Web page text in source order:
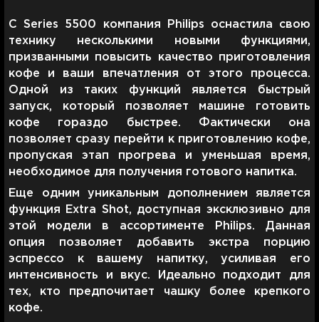
С Series 5500 компания Philips оснастила свою
технику несколькими новыми функциями,
призванными повысить качество приготовления
кофе и ваши впечатления от этого процесса.
Одной из таких функций является быстрый
запуск, который позволяет машине готовить
кофе гораздо быстрее. Фактически она
позволяет сразу перейти к приготовлению кофе,
пропуская этап прогрева и уменьшая время,
необходимое для получения готового напитка.
Еще одним уникальным дополнением является
функция Extra Shot, доступная эксклюзивно для
этой модели в ассортименте Philips. Данная
опция позволяет добавить экстра порцию
эспрессо к вашему напитку, усиливая его
интенсивность и вкус. Идеально подходит для
тех, кто предпочитает чашку более крепкого
кофе.